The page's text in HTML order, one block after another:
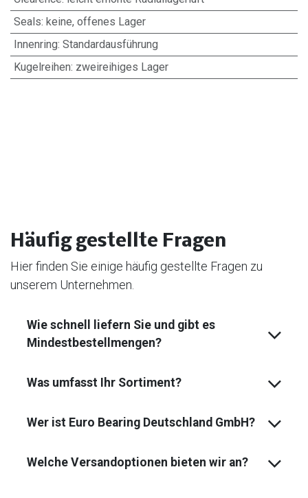
Seals: keine, offenes Lager
Innenring: Standardausführung
Kugelreihen: zweireihiges Lager
Häufig gestellte Fragen
Hier finden Sie einige häufig gestellte Fragen zu
unserem Unternehmen.
Wie schnell liefern Sie und gibt es
Mindest­bestell­mengen?
Was umfasst Ihr Sortiment?
Wer ist Euro Bearing Deutschland GmbH?
Welche Versandoptionen bieten wir an?